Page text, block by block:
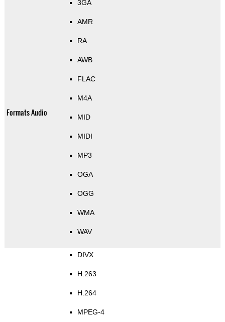
Formats Audio
3GA
AMR
RA
AWB
FLAC
M4A
MID
MIDI
MP3
OGA
OGG
WMA
WAV
DIVX
H.263
H.264
MPEG-4